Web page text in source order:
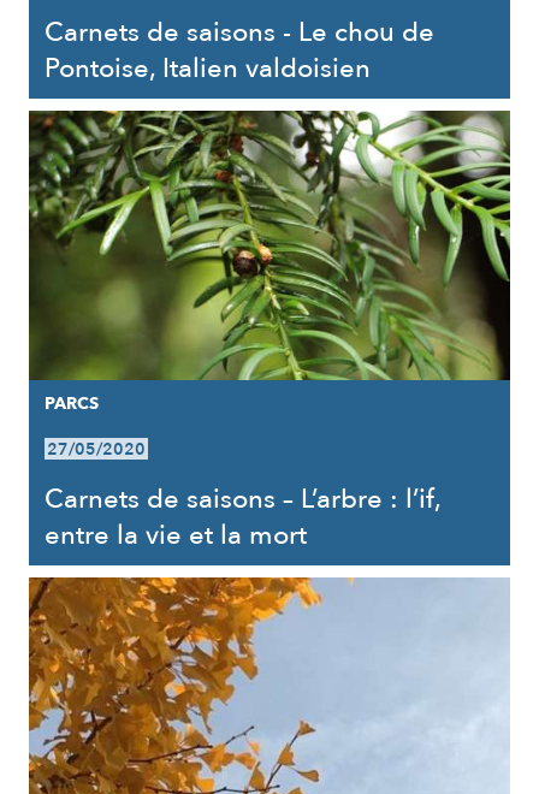
Carnets de saisons - Le chou de
Pontoise, Italien valdoisien
PARCS
27/05/2020
Carnets de saisons – L’arbre : l’if,
entre la vie et la mort